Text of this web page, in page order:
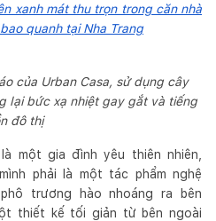
xanh mát thu trọn trong căn nhà
quanh tại Nha Trang
của Urban Casa, sử dụng cây
lại bức xạ nhiệt gay gắt và tiếng
đô thị
một gia đình yêu thiên nhiên,
phải là một tác phẩm nghệ
trương hào nhoáng ra bên
thiết kế tối giản từ bên ngoài